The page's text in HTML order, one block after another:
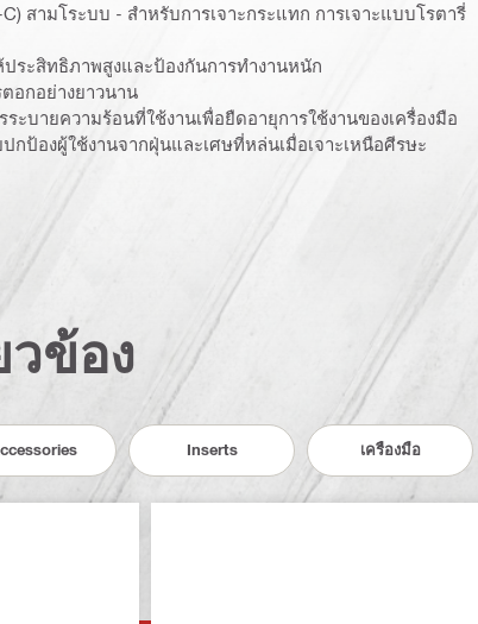
สามโระบบ - สำหรับการเจาะกระแทก การเจาะแบบโรตารี่
ระสิทธิภาพสูงและป้องกันการทำงานหนัก
อกอย่างยาวนาน
ระบายความร้อนที่ใช้งานเพื่อยืดอายุการใช้งานของเครื่องมือ
กป้องผู้ใช้งานจากฝุ่นและเศษที่หล่นเมื่อเจาะเหนือศีรษะ
ข้อง
Inserts เครื่องมือ